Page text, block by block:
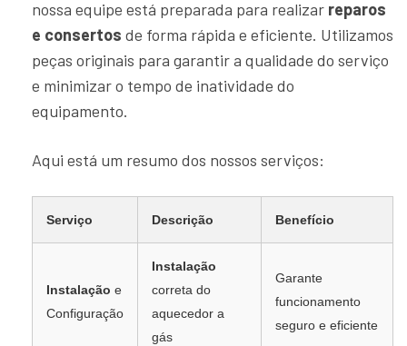
nossa equipe está preparada para realizar reparos
e consertos de forma rápida e eficiente. Utilizamos
peças originais para garantir a qualidade do serviço
e minimizar o tempo de inatividade do
equipamento.
Aqui está um resumo dos nossos serviços:
Serviço Descrição Benefício
Instalação e
Configuração
Instalação
correta do
aquecedor a
gás
Garante
funcionamento
seguro e eficiente